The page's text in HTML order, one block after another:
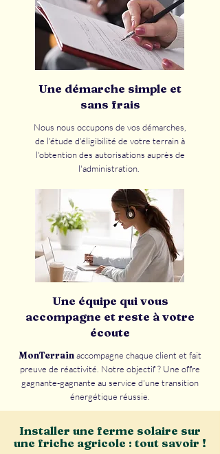
Une démarche simple et
sans frais
Nous nous occupons de vos démarches,
de l'étude d'éligibilité de votre terrain à
l'obtention des autorisations auprès de
l'administration.
Une équipe qui vous
accompagne et reste à votre
écoute
MonTerrainaccompagne chaque client et fait
preuve de réactivité. Notre objectif ? Une offre
gagnante-gagnante au service d'une transition
énergétique réussie.
Installer une ferme solaire sur
une friche agricole : tout savoir !